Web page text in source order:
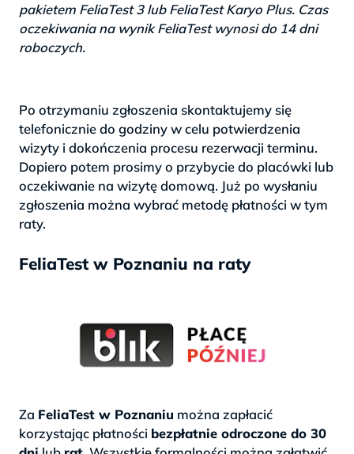
pakietem FeliaTest 3 lub FeliaTest Karyo Plus. Czas
oczekiwania na wynik FeliaTest wynosi do 14 dni
roboczych.
Po otrzymaniu zgłoszenia skontaktujemy się
telefonicznie do godziny w celu potwierdzenia
wizyty i dokończenia procesu rezerwacji terminu.
Dopiero potem prosimy o przybycie do placówki lub
oczekiwanie na wizytę domową. Już po wysłaniu
zgłoszenia można wybrać metodę płatności w tym
raty.
FeliaTest w Poznaniu na raty
Za FeliaTest w Poznaniu można zapłacić
korzystając płatności bezpłatnie odroczone do 30